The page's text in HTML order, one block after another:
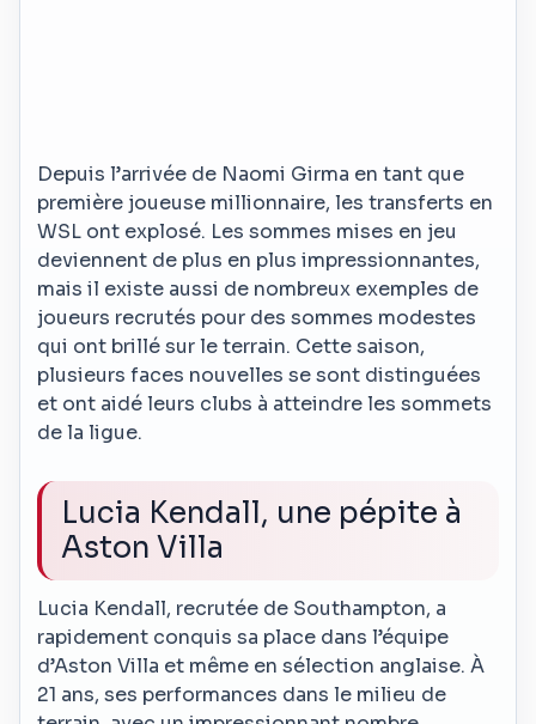
Depuis l’arrivée de Naomi Girma en tant que
première joueuse millionnaire, les transferts en
WSL ont explosé. Les sommes mises en jeu
deviennent de plus en plus impressionnantes,
mais il existe aussi de nombreux exemples de
joueurs recrutés pour des sommes modestes
qui ont brillé sur le terrain. Cette saison,
plusieurs faces nouvelles se sont distinguées
et ont aidé leurs clubs à atteindre les sommets
de la ligue.
Lucia Kendall, une pépite à
Aston Villa
Lucia Kendall, recrutée de Southampton, a
rapidement conquis sa place dans l’équipe
d’Aston Villa et même en sélection anglaise. À
21 ans, ses performances dans le milieu de